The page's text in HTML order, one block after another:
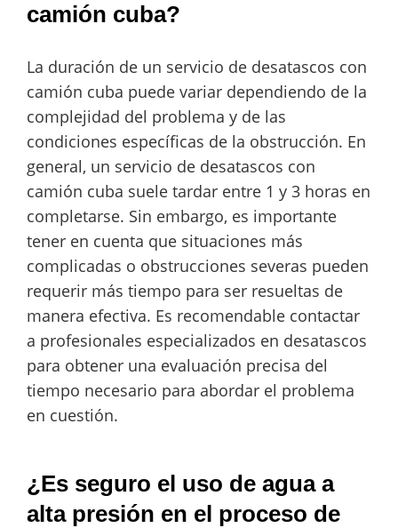
camión cuba?
La duración de un servicio de desatascos con
camión cuba puede variar dependiendo de la
complejidad del problema y de las
condiciones específicas de la obstrucción. En
general, un servicio de desatascos con
camión cuba suele tardar entre 1 y 3 horas en
completarse. Sin embargo, es importante
tener en cuenta que situaciones más
complicadas o obstrucciones severas pueden
requerir más tiempo para ser resueltas de
manera efectiva. Es recomendable contactar
a profesionales especializados en desatascos
para obtener una evaluación precisa del
tiempo necesario para abordar el problema
en cuestión.
¿Es seguro el uso de agua a
alta presión en el proceso de